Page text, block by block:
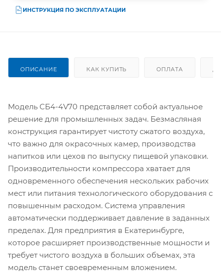
ИНСТРУКЦИЯ ПО ЭКСПЛУАТАЦИИ
ОПИСАНИЕ КАК КУПИТЬ ОПЛАТА
Модель СБ4-4V70 представляет собой актуальное
решение для промышленных задач. Безмасляная
конструкция гарантирует чистоту сжатого воздуха,
что важно для окрасочных камер, производства
напитков или цехов по выпуску пищевой упаковки.
Производительности компрессора хватает для
одновременного обеспечения нескольких рабочих
мест или питания технологического оборудования с
повышенным расходом. Система управления
автоматически поддерживает давление в заданных
пределах. Для предприятия в Екатеринбурге,
которое расширяет производственные мощности и
требует чистого воздуха в больших объемах, эта
модель станет своевременным вложением.